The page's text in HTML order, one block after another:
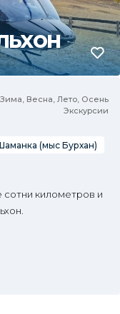
Весна, Лето, Осень
Экскурсии
(мыс Бурхан)
километров и